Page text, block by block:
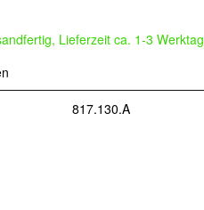
Lieferzeit ca. 1-3
817.130.A